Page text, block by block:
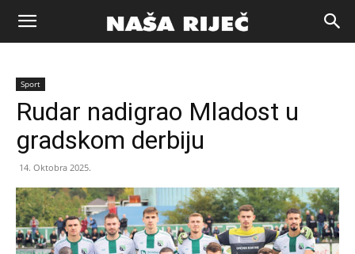
Naša
riječ
Zenica
Sport
Rudar nadigrao Mladost u
gradskom derbiju
14. Oktobra 2025.